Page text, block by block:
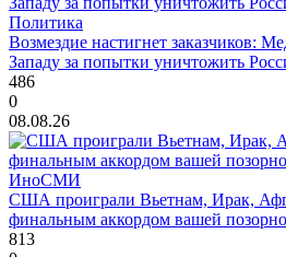
Политика
Возмездие настигнет заказчиков:
Западу за попытки уничтожить
486
0
08.08.26
ИноСМИ
США проиграли Вьетнам, Ирак,
финальным аккордом вашей
813